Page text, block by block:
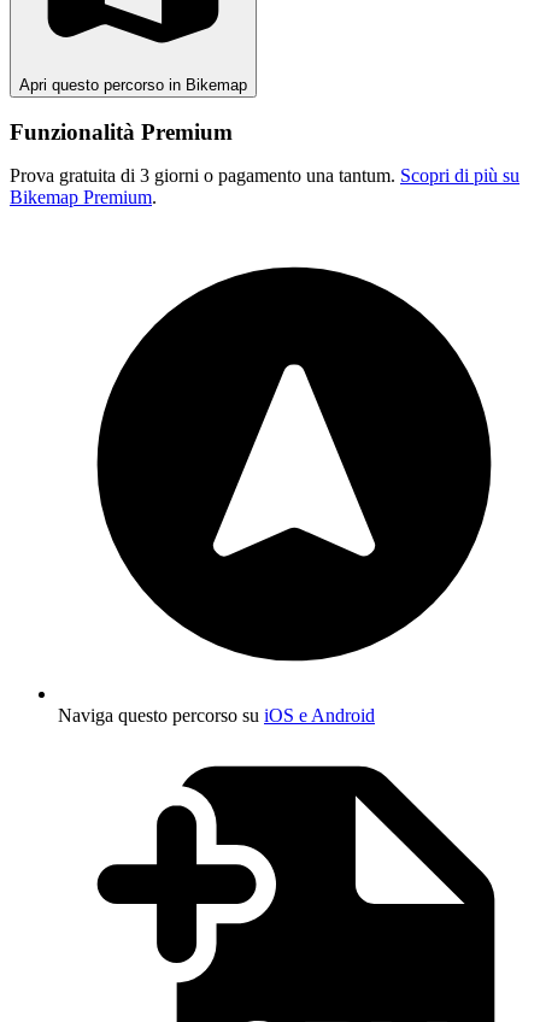
Apri questo percorso in Bikemap
Funzionalità Premium
Prova gratuita di 3 giorni o pagamento una tantum. Scopri di più su
Bikemap Premium.
Naviga questo percorso su iOS e Android